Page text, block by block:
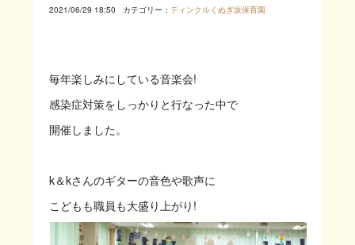
2021/06/29 18:50 カテゴリー： ティンクルくぬぎ坂保育園
毎年楽しみにしている音楽会!
感染症対策をしっかりと行なった中で
開催しました。
k＆kさんのギターの音色や歌声に
こどもも職員も大盛り上がり!